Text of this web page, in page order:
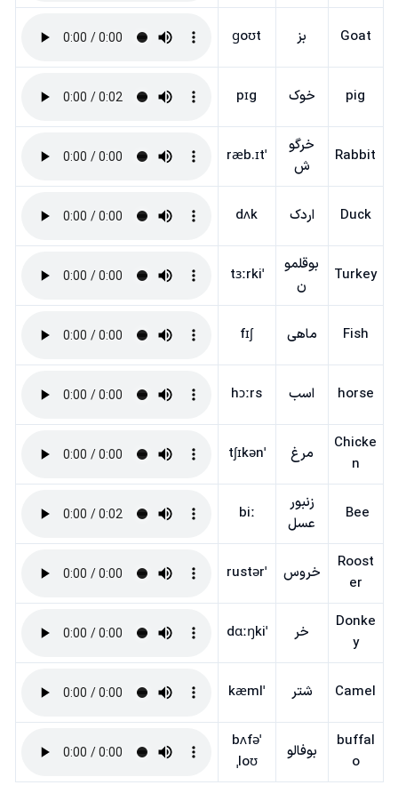
Goat بز ɡoʊt
pig خوک pɪg
Rabbit
خرگو
ش
ˈræb.ɪt
Duck اردک dʌk
Turkey
بوقلمو
ن
ˈtɜːrki
Fish ماهی fɪʃ
horse اسب hɔːrs
Chicke
n
مرغ ˈtʃɪkən
Bee
زنبور
عسل
biː
Roost
er
خروس ˈrustər
Donke
y
خر ˈdɑːŋki
Camel شتر ˈkæml
buffal
o
بوفالو
ˈbʌfə
ˌloʊ